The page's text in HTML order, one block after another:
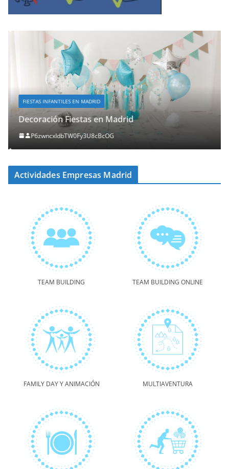
FIESTAS INFANTILES EN MADRID
Decoración Fiestas en Madrid
P6zwncxIdbTW0Fy3U8cBcOG
Actividades Empresas Madrid
TEAM BUILDING TEAM BUILDING ONLINE
FAMILY DAY Y ANIMACIÓN MULTIAVENTURA